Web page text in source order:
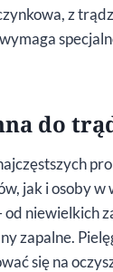
z
do
jak i osoby w
od niewielkich
zapalne.
się na